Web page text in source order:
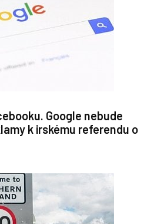
Google nebude
k irskému referendu o